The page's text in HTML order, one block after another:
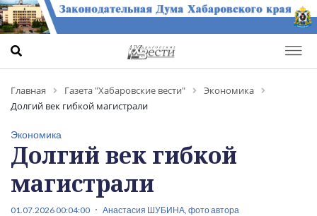
Главная Газета "Хабаровские вести"
Экономика
Долгий век гибкой магистрали
Экономика
Долгий век гибкой
магистрали
01.07.2026 00:04:00 Анастасия ШУБИНА, фото автора